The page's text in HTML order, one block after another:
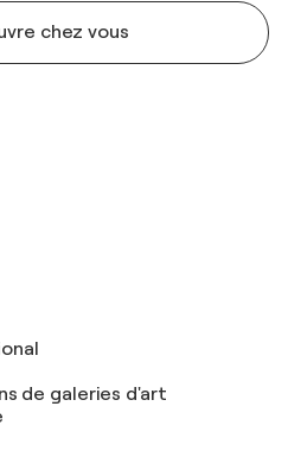
chez vous
de galeries d'art